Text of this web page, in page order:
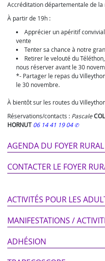
Accréditation départementale de
À partir de 19h :
Apprécier un apéritif
vente
Tenter sa chance à notre
Retirer le velouté du
nous réserver avant le 30
*- Partager le repas du
le 30 novembre.
À bientôt sur les routes du
Réservations/contacts : Pascale
HORNUT 06 14 41 19 04
AGENDA DU FOYER RURAL
CONTACTER LE FOYER
ACTIVITÉS POUR LES
MANIFESTATIONS /
ADHÉSION